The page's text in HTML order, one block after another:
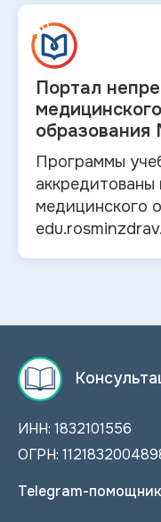
Портал
образования
Программы
аккредитованы
медицинского
ИНН: 1832101556
ОГРН:
Telegram-